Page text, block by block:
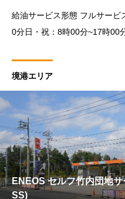
給油サービス形態 フルサービス 営業時間 平日：7時30分~20時0
0分日・祝：8時00分~17時00分 スタッフ 平日：7時30分~20
境港エリア
ENEOS セルフ竹内団地
SS)